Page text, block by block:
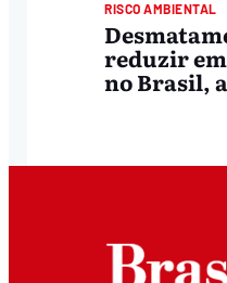
RISCO AMBIENTAL
reduzir em
no Brasil,